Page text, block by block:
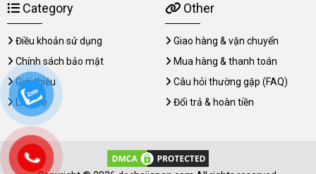
Category
Điều khoản sử dụng
Chính sách bảo mật
Giới thiệu
Liên hệ
Other
Giao hàng & vận chuyển
Mua hàng & thanh toán
Câu hỏi thường gặp (FAQ)
Đổi trả & hoàn tiền